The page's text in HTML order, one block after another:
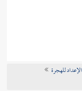
الإعداد للهجرة